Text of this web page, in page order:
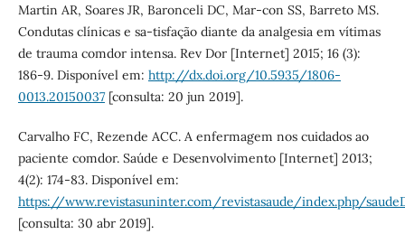
Martin AR, Soares JR, Baronceli DC, Mar-con SS, Barreto MS.
Condutas clínicas e sa-tisfação diante da analgesia em vítimas
de trauma comdor intensa. Rev Dor [Internet] 2015; 16 (3):
186-9. Disponível em: http://dx.doi.org/10.5935/1806-
0013.20150037[consulta: 20 jun 2019].
Carvalho FC, Rezende ACC. A enfermagem nos cuidados ao
paciente comdor. Saúde e Desenvolvimento [Internet] 2013;
4(2): 174-83. Disponível em:
https://www.revistasuninter.com/revistasaude/index.php/
[consulta: 30 abr 2019].